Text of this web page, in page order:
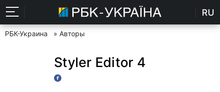
RU
РБК-Украина » Авторы
Styler Editor 4